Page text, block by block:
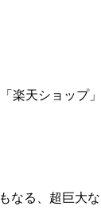
楽天ショップ
なる、超巨大